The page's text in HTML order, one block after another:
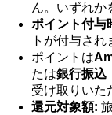
ん。いずれか
ポイント付与
トが付与され
ポイントは
たは銀行振込
受け取りいた
還元対象額: